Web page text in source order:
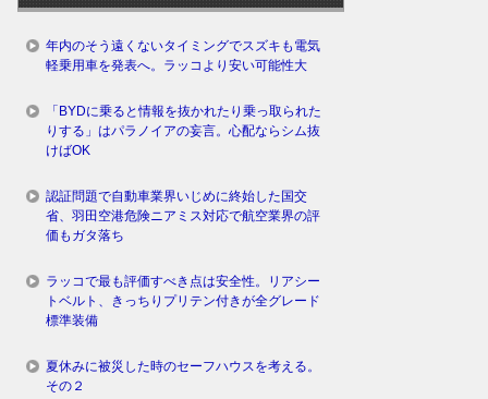
年内のそう遠くないタイミングでスズキも電気
軽乗用車を発表へ。ラッコより安い可能性大
「BYDに乗ると情報を抜かれたり乗っ取られた
りする」はパラノイアの妄言。心配ならシム抜
けばOK
認証問題で自動車業界いじめに終始した国交
省、羽田空港危険ニアミス対応で航空業界の評
価もガタ落ち
ラッコで最も評価すべき点は安全性。リアシー
トベルト、きっちりプリテン付きが全グレード
標準装備
夏休みに被災した時のセーフハウスを考える。
その２